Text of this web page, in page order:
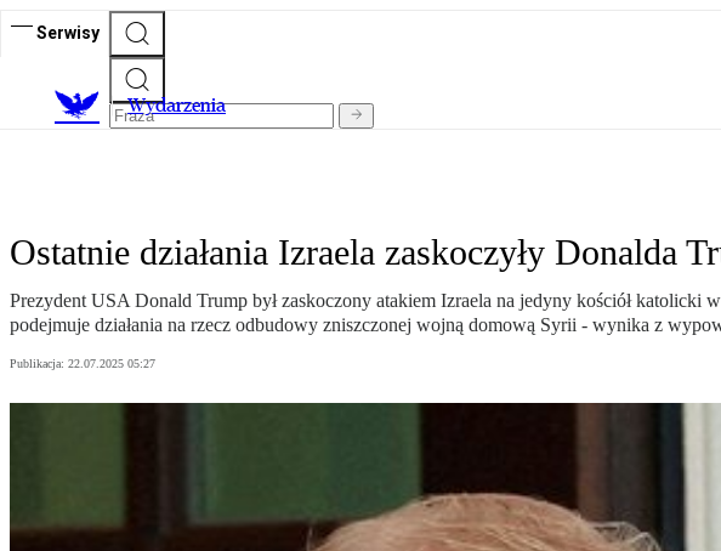
Serwisy
Wydarzenia
Ostatnie działania Izraela zaskoczyły Donalda
Prezydent USA Donald Trump był zaskoczony atakiem Izraela na jedyny kościół
podejmuje działania na rzecz odbudowy zniszczonej wojną domową Syrii - wynika z
Publikacja: 22.07.2025 05:27